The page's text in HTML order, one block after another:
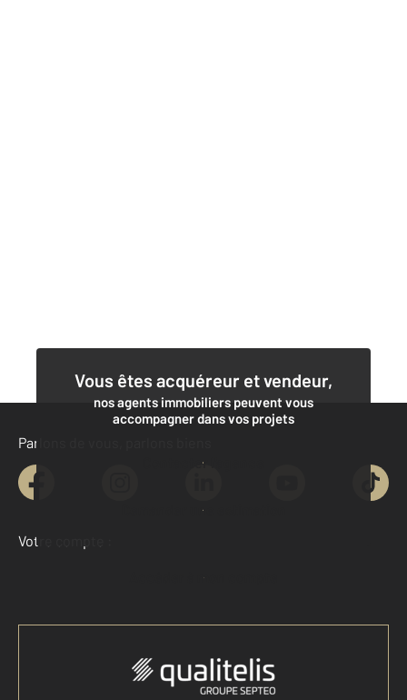
Vous êtes acquéreur et vendeur,
nos agents immobiliers peuvent vous
accompagner dans vos projets
Contacter l'agence
Demander une estimation
Parlons de vous, parlons biens
Votre compte :
Accéder à mon compte